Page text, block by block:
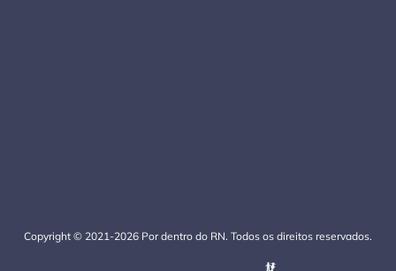
Copyright © 2021-2026 Por dentro do RN. Todos os direitos reservados.